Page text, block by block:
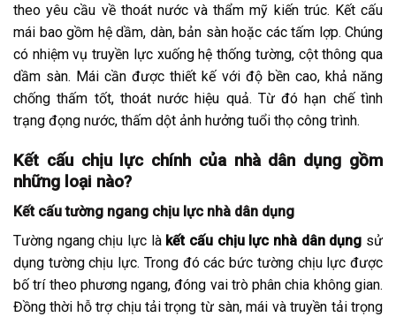
theo yêu cầu về thoát nước và thẩm mỹ kiến trúc. Kết cấu
mái bao gồm hệ dầm, dàn, bản sàn hoặc các tấm lợp. Chúng
có nhiệm vụ truyền lực xuống hệ thống tường, cột thông qua
dầm sàn. Mái cần được thiết kế với độ bền cao, khả năng
chống thấm tốt, thoát nước hiệu quả. Từ đó hạn chế tình
trạng đọng nước, thấm dột ảnh hưởng tuổi thọ công trình.
Kết cấu chịu lực chính của nhà dân dụng gồm
những loại nào?
Kết cấu tường ngang chịu lực nhà dân dụng
Tường ngang chịu lực là kết cấu chịu lực nhà dân dụng sử
dụng tường chịu lực. Trong đó các bức tường chịu lực được
bố trí theo phương ngang, đóng vai trò phân chia không gian.
Đồng thời hỗ trợ chịu tải trọng từ sàn, mái và truyền tải trọng